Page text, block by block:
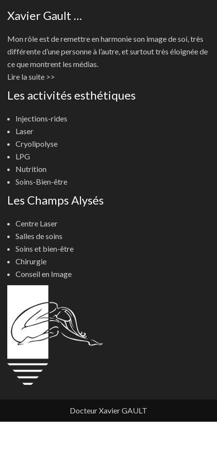
Xavier Gault …
Mon rôle est de remettre en harmonie son image de soi, très
différente d’une personne à l’autre, et surtout très éloignée de
ce que montrent les médias.
Lire la suite >>
Les activités esthétiques
Injections-rides
Laser
Cryolipolyse
LPG
Nutrition
Soins-Bien-être
Les Champs Alysés
Centre Laser
Salles de soins
Soins et bien-être
Chirurgie
Conseil en Image
Docteur Xavier GAULT